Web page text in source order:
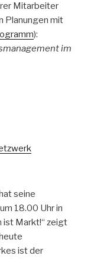
Mitarbeiter
Planungen mit
):
im
seine
18.00 Uhr in
ist Markt!“ zeigt
ist der